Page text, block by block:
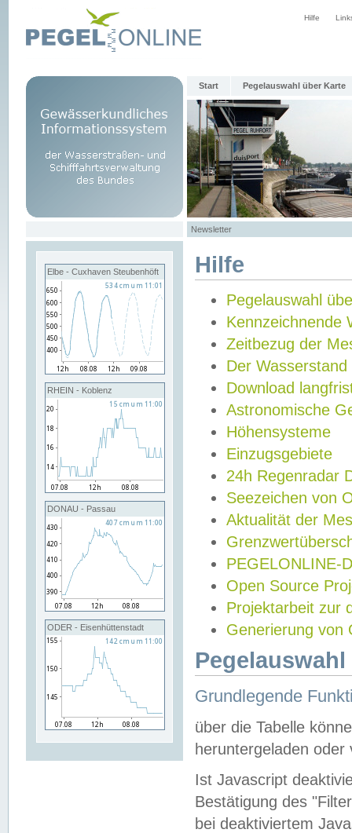
Hilfe
Start Pegelauswahl über Karte
Newsletter
Elbe - Cuxhaven Steubenhöft
RHEIN - Koblenz
DONAU - Passau
ODER - Eisenhüttenstadt
Hilfe
Pegelauswahl
Kennzeichnende
Zeitbezug der
Der Wasserstand
Download
Astronomische
Höhensysteme
Einzugsgebiete
24h Regenradar
Seezeichen von
Aktualität der
PEGELONLINE-
Open Source
Projektarbeit zur
Generierung von
Grundlegende
über die Tabelle
heruntergeladen oder
Ist Javascript
Bestätigung des
bei deaktiviertem